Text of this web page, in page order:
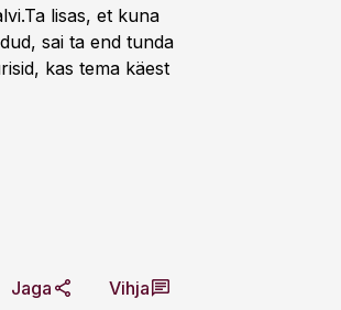
lisas, et kuna
sai ta end tunda
kas tema käest
Jaga Vihja